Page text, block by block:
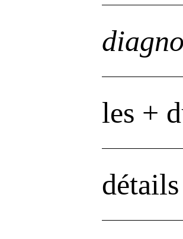
les +
détails